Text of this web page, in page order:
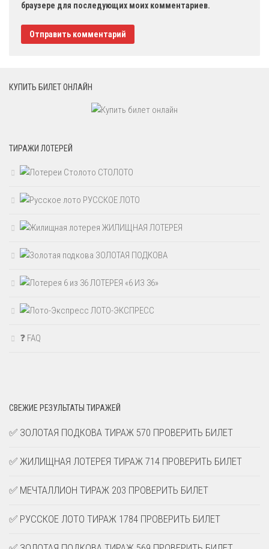
браузере для последующих моих комментариев.
КУПИТЬ БИЛЕТ ОНЛАЙН
ТИРАЖИ ЛОТЕРЕЙ
СТОЛОТО
РУССКОЕ ЛОТО
ЖИЛИЩНАЯ ЛОТЕРЕЯ
ЗОЛОТАЯ ПОДКОВА
ЛОТЕРЕЯ «6 ИЗ 36»
ЛОТО-ЭКСПРЕСС
❓ FAQ
СВЕЖИЕ РЕЗУЛЬТАТЫ ТИРАЖЕЙ
✅ ЗОЛОТАЯ ПОДКОВА ТИРАЖ 570 ПРОВЕРИТЬ БИЛЕТ
✅ ЖИЛИЩНАЯ ЛОТЕРЕЯ ТИРАЖ 714 ПРОВЕРИТЬ БИЛЕТ
✅ МЕЧТАЛЛИОН ТИРАЖ 203 ПРОВЕРИТЬ БИЛЕТ
✅ РУССКОЕ ЛОТО ТИРАЖ 1784 ПРОВЕРИТЬ БИЛЕТ